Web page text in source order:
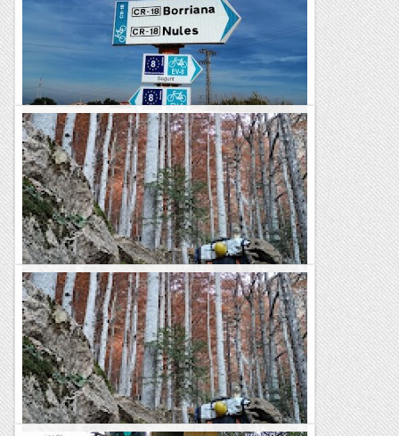
La Ruta dels Tarongers (Castelló) en Gravel
Fa uns anys per al programa Temps d'Aventura (3Cat), el
biker Tomi Misser va fer un programa d'informació turística
de Castelló com a destí ideal per fer tota mena...
Aire de Muntanyes
NO HO VEIG CLAR! (nueva ruta en Ordesa)
Domingo 6 octubre 2019, 18h20' Pronto oscurecerá. Estamos
colgados a 250 mts del suelo en medio del espolón del
Gallinero, de una reunión confortable entre Pangea y...
Ganxets